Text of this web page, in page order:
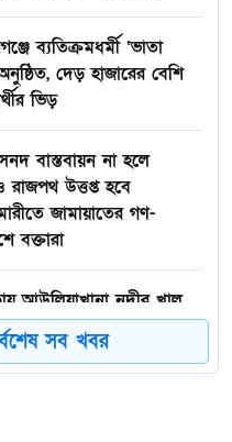
ব্যতিক্রমধর্মী ‘ভাতা
দেড় হাজারের বেশি
ভিড়
বাস্তবায়ন না হলে
উত্তপ্ত হবে
জামায়াতের গণ-
বক্তারা
আউলিয়াখানা নদীর খাল
মানববন্ধন
সব খবর